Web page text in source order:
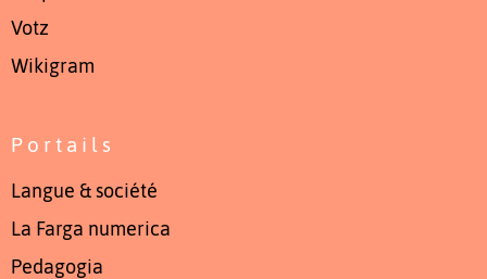
Votz
Wikigram
Portails
Langue & société
La Farga numerica
Pedagogia